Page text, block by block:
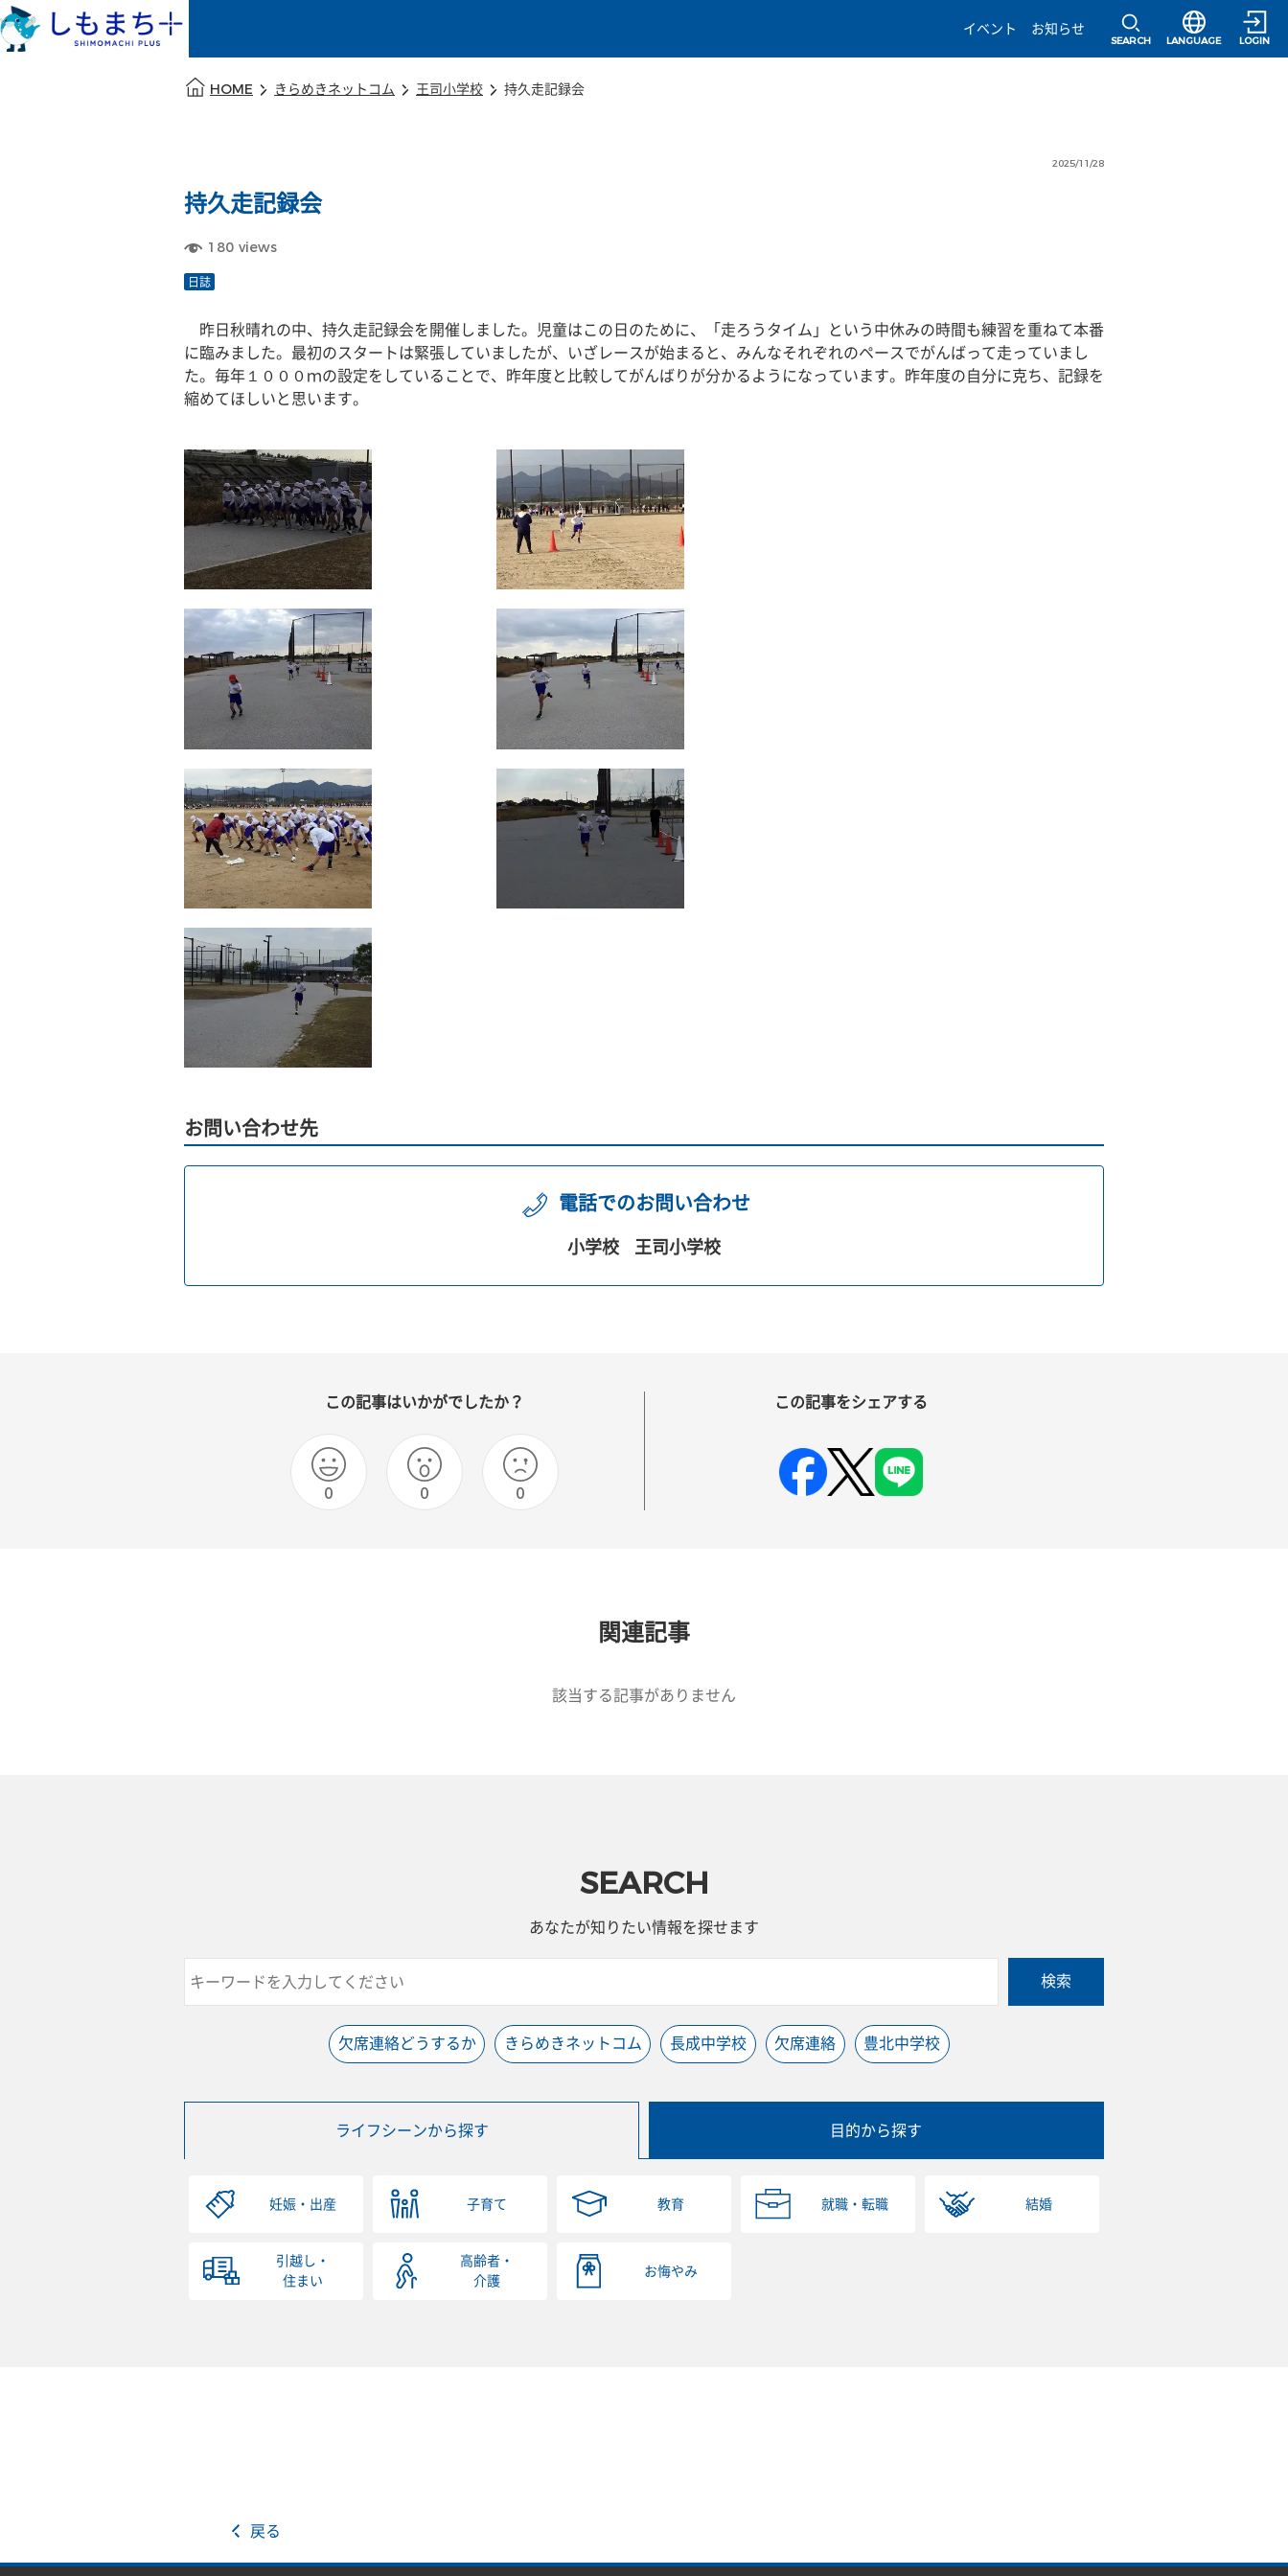
イベント
お知らせ
SEARCH
選択すると言語
LANGUAGE LOGIN
HOME きらめきネットコム 王司小学校 持久走記録会
2025/11/28
持久走記録会
180 views
日誌
昨日秋晴れの中、持久走記録会を開催しました。児童はこの日のために、「走ろうタイム」という中休みの時間も練習を重ねて本番
に臨みました。最初のスタートは緊張していましたが、いざレースが始まると、みんなそれぞれのペースでがんばって走っていまし
た。毎年１０００ｍの設定をしていることで、昨年度と比較してがんばりが分かるようになっています。昨年度の自分に克ち、記録を
縮めてほしいと思います。
お問い合わせ先
電話でのお問い合わせ
小学校 王司小学校
この記事はいかがでしたか？
0 0 0
この記事をシェアする
関連記事
該当する記事がありません
SEARCH
あなたが知りたい情報を探せます
検索
欠席連絡どうするか きらめきネットコム 長成中学校 欠席連絡 豊北中学校
ライフシーンから探す 目的から探す
妊娠・出産 子育て 教育 就職・転職 結婚
引越し・
住まい
高齢者・
介護
お悔やみ
戻る